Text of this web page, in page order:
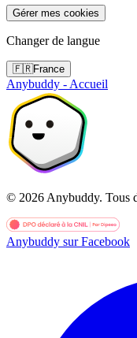
Gérer mes cookies
Changer de langue
🇫🇷France
Anybuddy - Accueil
© 2026 Anybuddy. Tous
Anybuddy sur Facebook